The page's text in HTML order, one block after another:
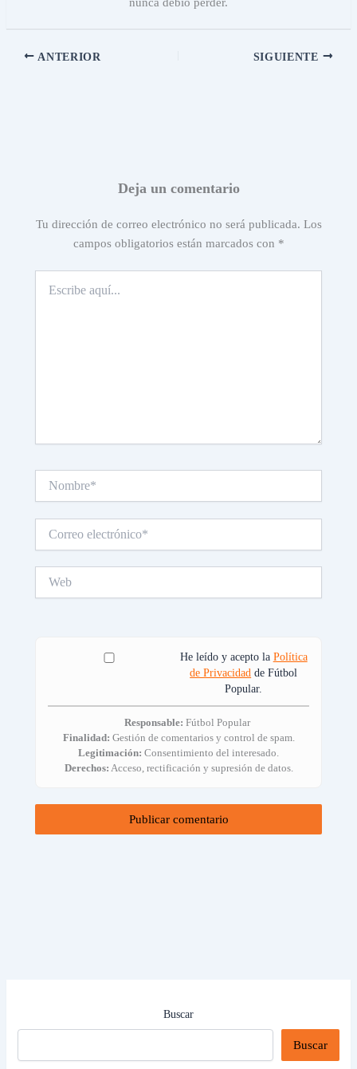
ANTERIOR SIGUIENTE
Deja un comentario
Tu dirección de correo electrónico no será publicada. Los
campos obligatorios están marcados con *
aquí...
electrónico*
He leído y acepto la Política
de Privacidad de Fútbol
Popular.
Responsable: Fútbol Popular
Finalidad: Gestión de comentarios y control de spam.
Legitimación: Consentimiento del interesado.
Derechos: Acceso, rectificación y supresión de datos.
Buscar
Buscar